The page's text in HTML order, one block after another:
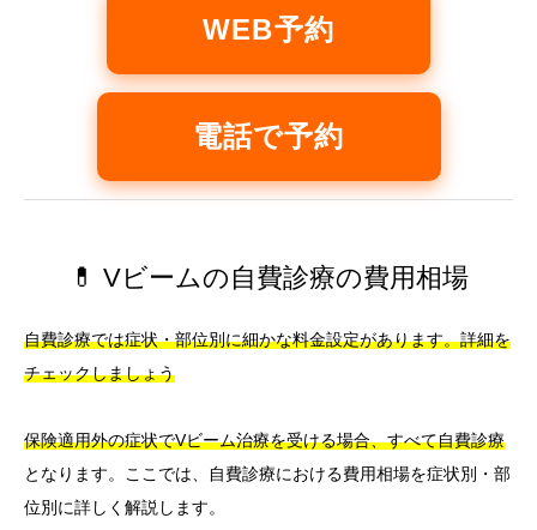
WEB予約
電話で予約
💊 Vビームの自費診療の費用相場
自費診療では症状・部位別に細かな料金設定があります。詳細を
チェックしましょう
保険適用外の症状でVビーム治療を受ける場合、すべて自費診療
となります。ここでは、自費診療における費用相場を症状別・部
位別に詳しく解説します。